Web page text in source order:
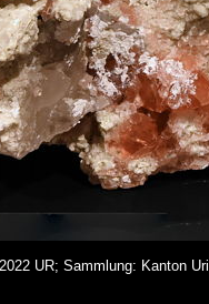
UR; Sammlung: Kanton Uri